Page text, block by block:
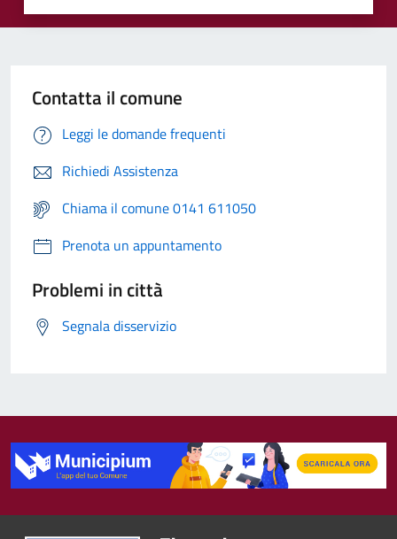
Contatta il comune
Leggi le domande frequenti
Richiedi Assistenza
Chiama il comune 0141 611050
Prenota un appuntamento
Problemi in città
Segnala disservizio